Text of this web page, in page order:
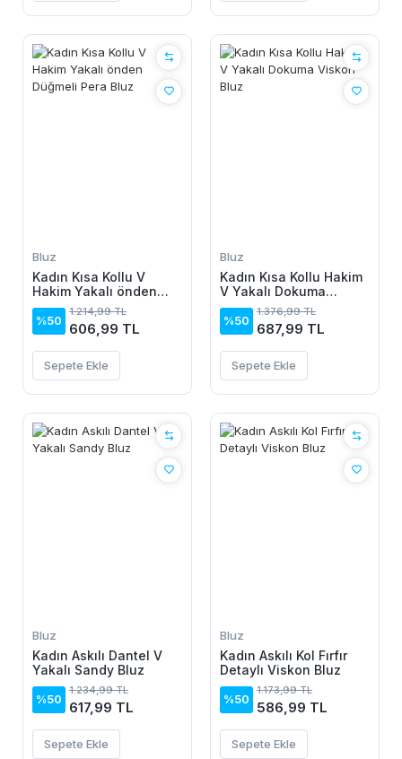
Bluz
Kadın Kısa Kollu V
Hakim Yakalı önden
Düğmeli Pera Bluz
%50
1.214,99 TL
606,99 TL
Sepete Ekle
Bluz
Kadın Kısa Kollu Hakim
V Yakalı Dokuma
Viskon Bluz
%50
1.376,99 TL
687,99 TL
Sepete Ekle
Bluz
Kadın Askılı Dantel V
Yakalı Sandy Bluz
%50
1.234,99 TL
617,99 TL
Sepete Ekle
Bluz
Kadın Askılı Kol Fırfır
Detaylı Viskon Bluz
%50
1.173,99 TL
586,99 TL
Sepete Ekle